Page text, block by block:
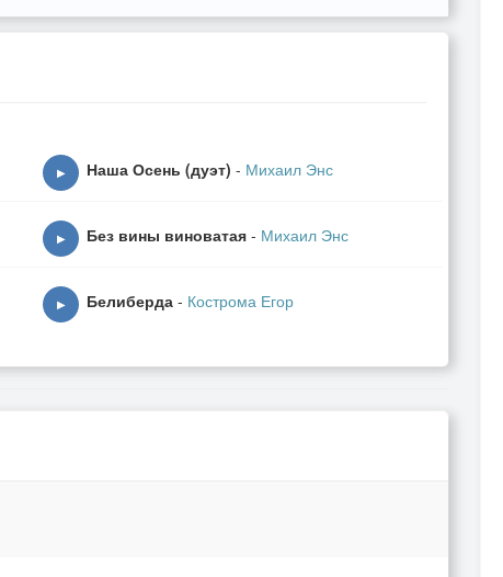
▶ Наша Осень (дуэт) - Михаил Энс
▶ Без вины виноватая - Михаил Энс
▶ Белиберда - Кострома Егор